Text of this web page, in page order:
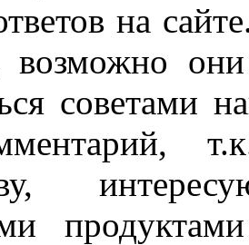
на
возможно
советами